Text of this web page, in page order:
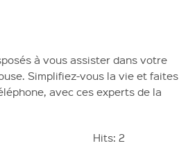
à vous assister dans votre
Simplifiez-vous la vie et faites
avec ces experts de la
Hits: 2